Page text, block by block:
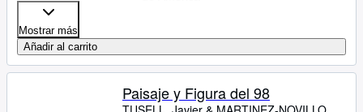
Mostrar más
Añadir al carrito
Paisaje y Figura del 98